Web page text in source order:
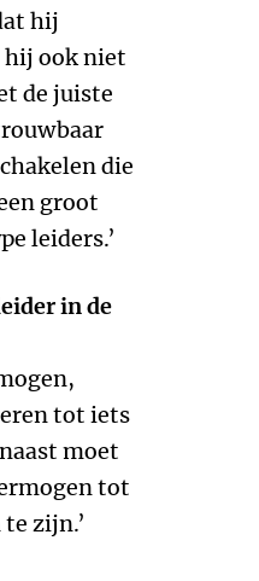
hij
hij ook niet
de juiste
die
groot
leiders.’
in de
tot iets
moet
tot
zijn.’